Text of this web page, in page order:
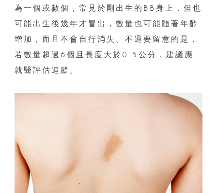
為一個或數個，常見於剛出生的BB身上，但也
可能出生後幾年才冒出，數量也可能隨著年齡
增加，而且不會自行消失。不過要留意的是，
若數量超過6個且長度大於0.5公分，建議應
就醫評估追蹤。